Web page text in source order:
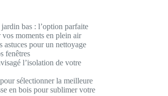
bas : l’option parfaite
vos moments en plein air
astuces pour un nettoyage
fenêtres
l’isolation de votre
sélectionner la meilleure
en bois pour sublimer votre